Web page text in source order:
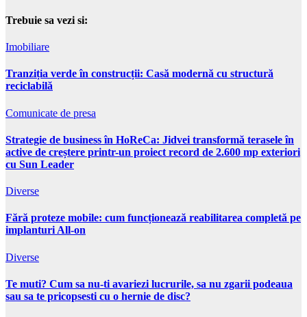
Trebuie sa vezi si:
Imobiliare
Tranziția verde în construcții: Casă modernă cu structură
reciclabilă
Comunicate de presa
Strategie de business în HoReCa: Jidvei transformă terasele în
active de creștere printr-un proiect record de 2.600 mp exteriori
cu Sun Leader
Diverse
Fără proteze mobile: cum funcționează reabilitarea completă pe
implanturi All-on
Diverse
Te muti? Cum sa nu-ti avariezi lucrurile, sa nu zgarii podeaua
sau sa te pricopsesti cu o hernie de disc?